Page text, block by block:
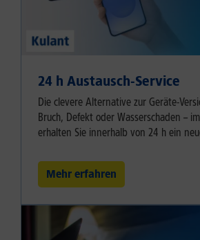
24 h Austausch-Service
Die clevere Alternative zur Geräte-
Bruch, Defekt oder Wasserschaden – im
erhalten Sie innerhalb von 24 h ein
Mehr erfahren